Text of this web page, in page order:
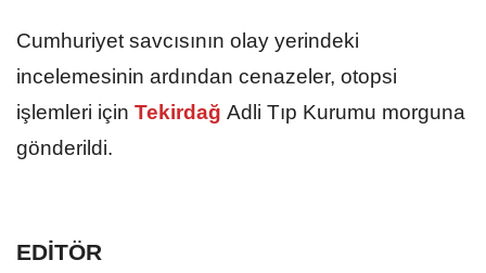
Cumhuriyet savcısının olay yerindeki
incelemesinin ardından cenazeler, otopsi
işlemleri için Tekirdağ Adli Tıp Kurumu morguna
gönderildi.
EDİTÖR